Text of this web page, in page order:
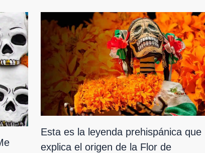
Esta es la leyenda prehispánica que
explica el origen de la Flor de